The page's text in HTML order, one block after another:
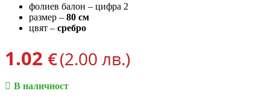
фолиев балон – цифра 2
размер – 80 см
цвят – сребро
1.02 €(2.00 лв.)
В наличност